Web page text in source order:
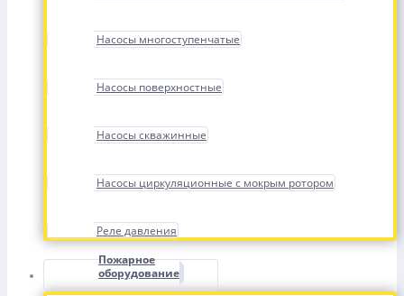
Насосы многоступенчатые
Насосы поверхностные
Насосы скважинные
Насосы циркуляционные с мокрым ротором
Реле давления
Пожарное
оборудование